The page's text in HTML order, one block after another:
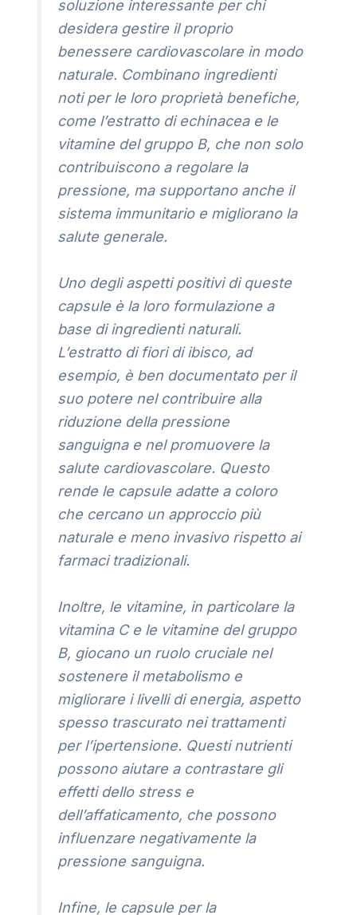
soluzione interessante per chi
desidera gestire il proprio
benessere cardiovascolare in modo
naturale. Combinano ingredienti
noti per le loro proprietà benefiche,
come l’estratto di echinacea e le
vitamine del gruppo B, che non solo
contribuiscono a regolare la
pressione, ma supportano anche il
sistema immunitario e migliorano la
salute generale.
Uno degli aspetti positivi di queste
capsule è la loro formulazione a
base di ingredienti naturali.
L’estratto di fiori di ibisco, ad
esempio, è ben documentato per il
suo potere nel contribuire alla
riduzione della pressione
sanguigna e nel promuovere la
salute cardiovascolare. Questo
rende le capsule adatte a coloro
che cercano un approccio più
naturale e meno invasivo rispetto ai
farmaci tradizionali.
Inoltre, le vitamine, in particolare la
vitamina C e le vitamine del gruppo
B, giocano un ruolo cruciale nel
sostenere il metabolismo e
migliorare i livelli di energia, aspetto
spesso trascurato nei trattamenti
per l’ipertensione. Questi nutrienti
possono aiutare a contrastare gli
effetti dello stress e
dell’affaticamento, che possono
influenzare negativamente la
pressione sanguigna.
Infine, le capsule per la